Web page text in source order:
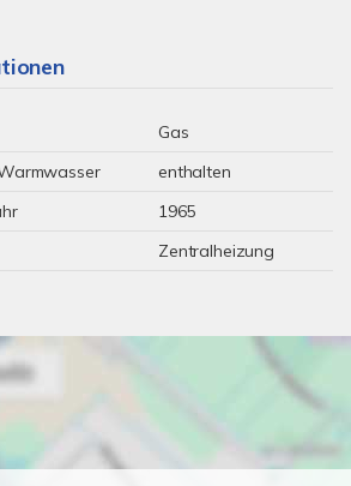
Gas
enthalten
1965
Zentralheizung